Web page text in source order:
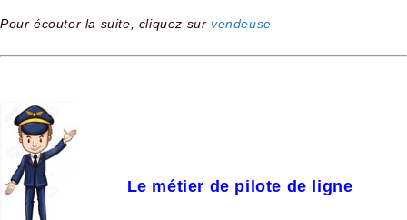
Pour écouter la suite, cliquez survendeuse
Le métier de pilote de ligne